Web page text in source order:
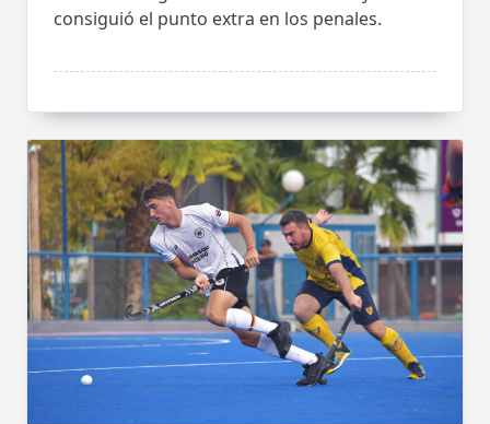
consiguió el punto extra en los penales.